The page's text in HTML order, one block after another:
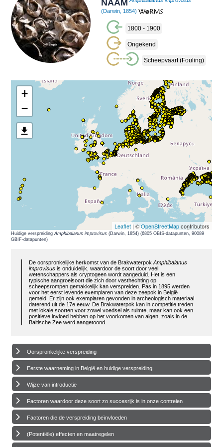
NAAM
(Darwin, 1854)
1800 - 1900
Ongekend
Scheepvaart (fouling)
+
−
Leaflet| ©OpenStreetMapcontributors
Huidige verspreidingAmphibalanus improvisus (Darwin, 1854) (6805 OBIS-datapunten, 90089
GBIF-datapunten)
De oorspronkelijke herkomst van de BrakwaterpokAmphibalanus
improvisus is onduidelijk, waardoor de soort door veel
wetenschappers als cryptogeen wordt aangeduid. Het is een
typische aangroeisoort die zich door vasthechting op
scheepsrompen gemakkelijk kan verspreiden. Pas in 1895 werden
voor het eerst levende exemplaren van deze zeepok in België
gemeld. Er zijn ook exemplaren gevonden in archeologisch materiaal
daterend uit de 17e eeuw. De Brakwaterpok kan in competitie treden
met lokale soorten voor zowel voedsel als ruimte, maar kan ook een
positieve invloed hebben op het voorkomen van algen, zoals in de
Baltische Zee werd aangetoond.
Oorspronkelijke verspreiding
Eerste waarneming in België en huidige verspreiding
Wijze van introductie
Factoren waardoor deze soort zo succesrijk is in onze contreien
Factoren die de verspreiding beïnvloeden
(Potentiële) effecten en maatregelen